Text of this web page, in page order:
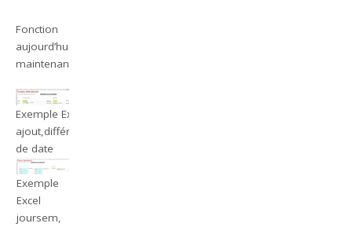
Fonction
aujourd’hui,
maintenant
Exemple Excel
ajout,différence
de date
Exemple
Excel
joursem,